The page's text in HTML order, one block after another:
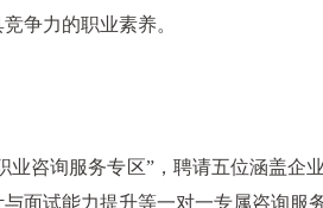
争力的职业素养。
咨询服务专区”，聘请五位涵盖企
面试能力提升等一对一专属咨询服务